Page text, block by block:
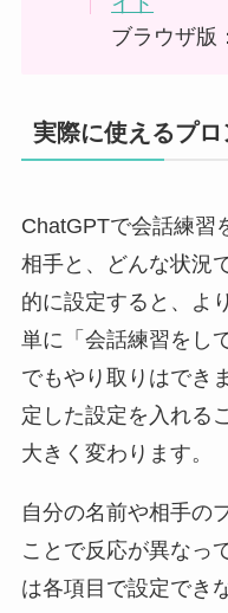
ブラウザ版：
実際に使えるプ
ChatGPTで会話練習
相手と、どんな状況
的に設定すると、よ
単に「会話練習をし
でもやり取りはでき
定した設定を入れる
大きく変わります。
自分の名前や相手の
ことで反応が異なっ
は各項目で設定でき